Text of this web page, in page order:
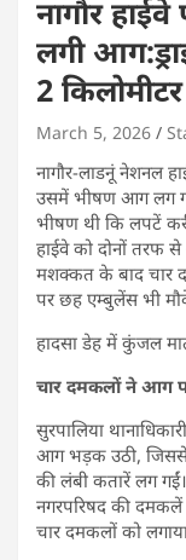
नागौर
लगी
2
March 5, 2026
नागौर-लाडनूं नेशनल
उसमें भीषण आग लग
भीषण थी कि लपटें
हाईवे को दोनों तरफ
मशक्कत के बाद चार
पर छह एम्बुलेंस भी
हादसा डेह में कुंजल
चार दमकलों ने आग
सुरपालिया
आग भड़क उठी, जिससे
की लंबी कतारें लग
नगरपरिषद की
चार दमकलों को